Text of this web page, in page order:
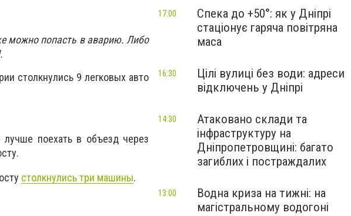
можно попасть в аварию. Либо
столкнулись 9 легковых авто
поехать в объезд через
столкнулись три машины.
Спека до +50°: як у Дніпрі
стаціонує гаряча повітряна
маса
17:00
Цілі вулиці без води: адреси
відключень у Дніпрі
16:30
Атаковано склади та
інфраструктуру на
Дніпропетровщині: багато
загиблих і постраждалих
14:30
Водна криза на тижні: на
магістральному водогоні
13:00